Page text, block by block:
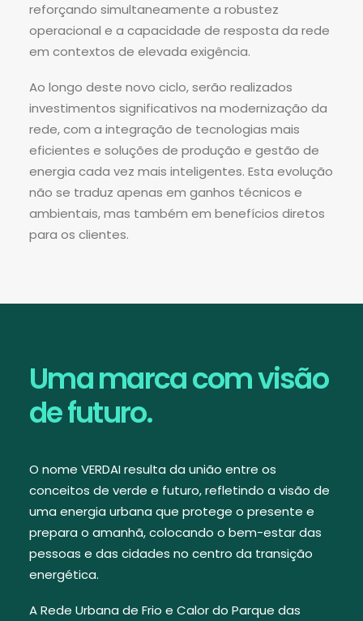
reforçando simultaneamente a robustez
operacional e a capacidade de resposta da rede
em contextos de elevada exigência.
Ao longo deste novo ciclo, serão realizados
investimentos significativos na modernização da
rede, com a integração de tecnologias mais
eficientes e soluções de produção e gestão de
energia cada vez mais inteligentes. Esta evolução
não se traduz apenas em ganhos técnicos e
ambientais, mas também em benefícios diretos
para os clientes.
Uma marca com visão
de futuro.
O nome VERDAI resulta da união entre os
conceitos de verde e futuro, refletindo a visão de
uma energia urbana que protege o presente e
prepara o amanhã, colocando o bem-estar das
pessoas e das cidades no centro da transição
energética.
A Rede Urbana de Frio e Calor do Parque das